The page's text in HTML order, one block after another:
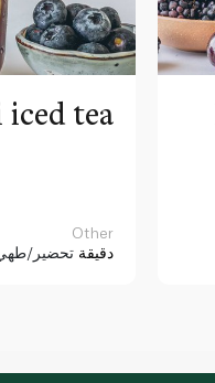
tea
Other
10 دقيقة تحضير/